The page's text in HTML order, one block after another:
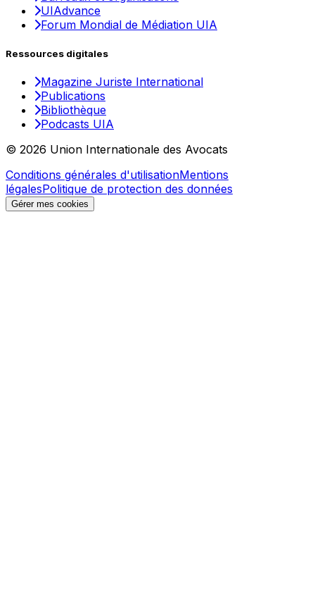
UIAdvance
Forum Mondial de Médiation UIA
Ressources digitales
Magazine Juriste International
Publications
Bibliothèque
Podcasts UIA
© 2026 Union Internationale des Avocats
Conditions générales d'utilisationMentions
légalesPolitique de protection des données
Gérer mes cookies